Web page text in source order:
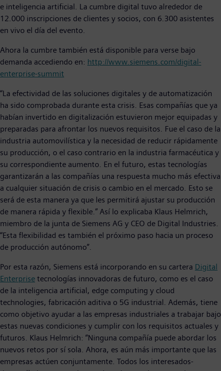
e inteligencia artificial. La cumbre digital tuvo alrededor de
12.000 inscripciones de clientes y socios, con 6.300 asistentes
en vivo el día del evento.
Ahora la cumbre también está disponible para verse bajo
demanda accediendo en: http://www.siemens.com/digital-
enterprise-summit
“La efectividad de las soluciones digitales y de automatización
ha sido comprobada durante esta crisis. Esas compañías que ya
habían invertido en digitalización estuvieron mejor equipadas y
preparadas para afrontar los nuevos requisitos. Fue el caso de la
industria automovilística y la necesidad de reducir rápidamente
su producción, o el caso contrario en la industria farmacéutica y
su correspondiente aumento. En el futuro, estas tecnologías
garantizarán a las compañías una respuesta mucho más efectiva
a cualquier situación de crisis o cambio en el mercado. Esto se
será de esta manera ya que les permitirá ajustar su producción
de manera rápida y flexible.” Así lo explicaba Klaus Helmrich,
miembro de la junta de Siemens AG y CEO de Digital Industries.
“Esta flexibilidad es también el próximo paso hacia un proceso
de producción autónomo”.
Por esta razón, Siemens está incorporando en su cartera Digital
Enterprise tecnologías innovadoras de futuro, como es el caso
de la inteligencia artificial, edge computing y cloud
technologies, fabricación aditiva o 5G industrial. Además, tiene
como objetivo ayudar a las empresas industriales a trabajar bajo
estas nuevas condiciones y cumplir con los requisitos actuales y
futuros. Klaus Helmrich: “Ninguna compañía puede abordar los
nuevos retos por sí sola. Ahora, es aún más importante que las
empresas actúen conjuntamente. Todos los interesados-